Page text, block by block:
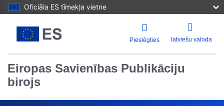
Oficiāla ES tīmekļa vietne
Pieslēgties latviešu valoda
Eiropas Savienības Publikāciju
birojs